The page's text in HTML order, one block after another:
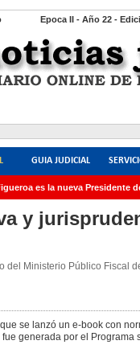
Epoca II - Año 22 -
GUIA JUDICIAL
es la nueva Presidente
y
del Ministerio Público Fiscal
se lanzó un e-book con
generada por el Programa